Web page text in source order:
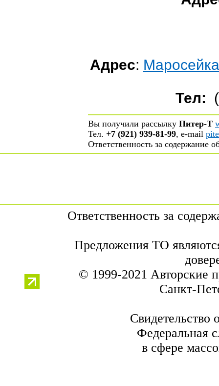
Адрес:
Тел:
Вы получили рассылку Питер-Т
Тел. +7 (921) 939-81-99, е-mail
Ответственность за содержание
Ответственность за
Предложения ТО
© 1999-2021
Санкт-
Федеральная
в сфере